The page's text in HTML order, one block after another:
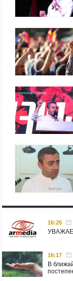
16:25
16:17
В